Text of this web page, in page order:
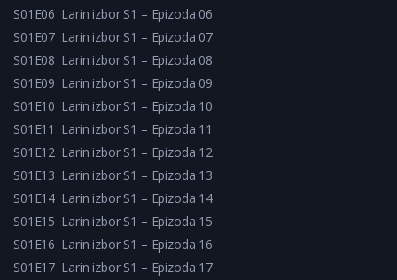
S01E06 Larin izbor S1 – Epizoda 06
S01E07 Larin izbor S1 – Epizoda 07
S01E08 Larin izbor S1 – Epizoda 08
S01E09 Larin izbor S1 – Epizoda 09
S01E10 Larin izbor S1 – Epizoda 10
S01E11 Larin izbor S1 – Epizoda 11
S01E12 Larin izbor S1 – Epizoda 12
S01E13 Larin izbor S1 – Epizoda 13
S01E14 Larin izbor S1 – Epizoda 14
S01E15 Larin izbor S1 – Epizoda 15
S01E16 Larin izbor S1 – Epizoda 16
S01E17 Larin izbor S1 – Epizoda 17